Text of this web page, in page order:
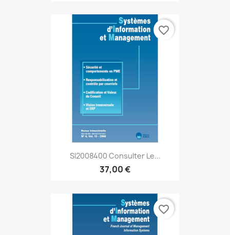
SI2008400 Consulter Le...
37,00 €
favorite_border
favorite_border